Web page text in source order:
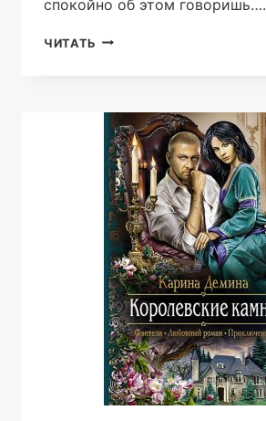
спокойно об этом говоришь….
ЧИТАТЬ В
ДЕВОЧКА
ИЗ
ПРОШЛОГО